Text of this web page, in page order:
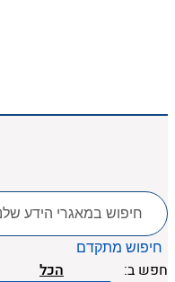
לחפש
ב:
חיפוש מתקדם
חפש ב: הכל